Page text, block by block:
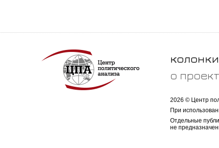
колонки
о
2026 © Центр
При
Отдельные
не